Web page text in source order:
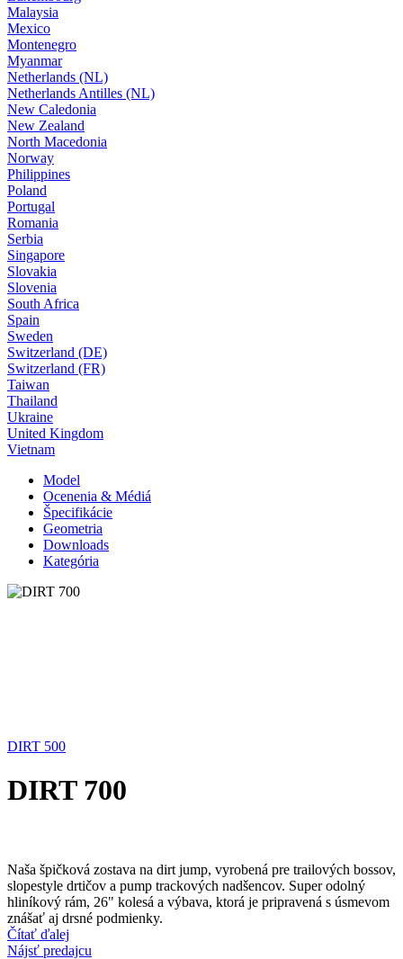
Malaysia
Mexico
Montenegro
Myanmar
Netherlands (NL)
Netherlands Antilles (NL)
New Caledonia
New Zealand
North Macedonia
Norway
Philippines
Poland
Portugal
Romania
Serbia
Singapore
Slovakia
Slovenia
South Africa
Spain
Sweden
Switzerland (DE)
Switzerland (FR)
Taiwan
Thailand
Ukraine
United Kingdom
Vietnam
Model
Ocenenia & Médiá
Špecifikácie
Geometria
Downloads
Kategória
DIRT 500
DIRT 700
Naša špičková zostava na dirt jump, vyrobená pre trailových bossov,
slopestyle drtičov a pump trackových nadšencov. Super odolný
hliníkový rám, 26" kolesá a výbava, ktorá je pripravená s úsmevom
znášať aj drsné podmienky.
Čítať ďalej
Nájsť predajcu